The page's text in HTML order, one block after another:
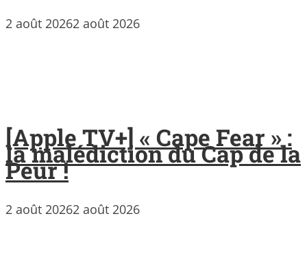
2 août 20262 août 2026
[Apple TV+] « Cape Fear » :
la malédiction du Cap de la
Peur !
2 août 20262 août 2026